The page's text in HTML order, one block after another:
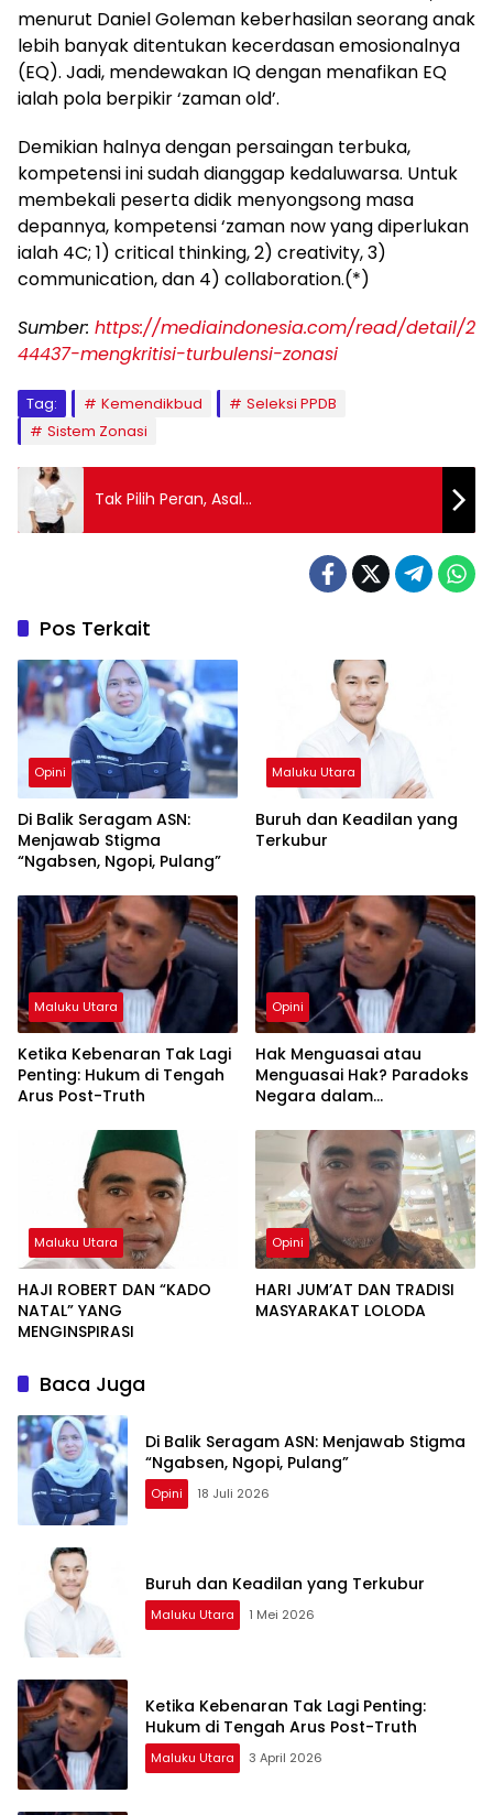
menurut Daniel Goleman keberhasilan seorang anak
lebih banyak ditentukan kecerdasan emosionalnya
(EQ). Jadi, mendewakan IQ dengan menafikan EQ
ialah pola berpikir ‘zaman old’.
Demikian halnya dengan persaingan terbuka,
kompetensi ini sudah dianggap kedaluwarsa. Untuk
membekali peserta didik menyongsong masa
depannya, kompetensi ‘zaman now yang diperlukan
ialah 4C; 1) critical thinking, 2) creativity, 3)
communication, dan 4) collaboration.(*)
Sumber: https://mediaindonesia.com/read/detail/2
44437-mengkritisi-turbulensi-zonasi
Tag: Kemendikbud
Seleksi PPDB
Sistem Zonasi
Tak Pilih Peran, Asal…
Pos Terkait
Opini
Di Balik Seragam ASN:
Menjawab Stigma
“Ngabsen, Ngopi, Pulang”
Maluku Utara
Buruh dan Keadilan yang
Terkubur
Maluku Utara
Ketika Kebenaran Tak Lagi
Penting: Hukum di Tengah
Arus Post-Truth
Opini
Hak Menguasai atau
Menguasai Hak? Paradoks
Negara dalam
Alam
Maluku Utara
HAJI ROBERT DAN “KADO
NATAL” YANG
MENGINSPIRASI
Opini
HARI JUM’AT DAN TRADISI
MASYARAKAT LOLODA
Baca Juga
Di Balik Seragam ASN: Menjawab Stigma
“Ngabsen, Ngopi, Pulang”
Opini 18 Juli 2026
Buruh dan Keadilan yang Terkubur
Maluku Utara 1 Mei 2026
Ketika Kebenaran Tak Lagi Penting:
Hukum di Tengah Arus Post-Truth
Maluku Utara 3 April 2026